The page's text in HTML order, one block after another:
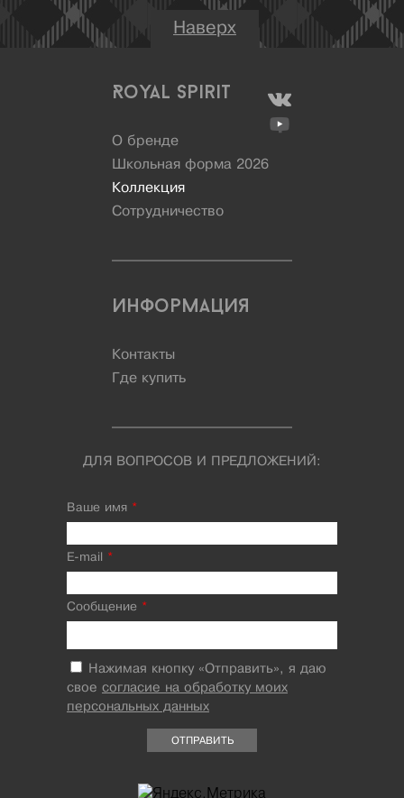
Наверх
Royal Spirit
О бренде
Школьная форма 2026
Коллекция
Сотрудничество
Информация
Контакты
Где купить
ДЛЯ ВОПРОСОВ И ПРЕДЛОЖЕНИЙ:
Ваше имя *
E-mail *
Сообщение *
Нажимая кнопку «Отправить», я даю
свое согласие на обработку моих
персональных данных
ОТПРАВИТЬ